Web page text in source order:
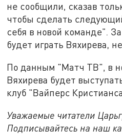
не сообщили, сказав
чтобы сделать
себя в новой команде".
будет играть Вяхирева,
По данным "Матч ТВ", в
Вяхирева будет
клуб "Вайперс
Уважаемые читатели
Подписывайтесь на наш